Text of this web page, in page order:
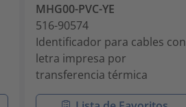
MHG00-PVC-YE
516-90574
Identificador para cables con
letra impresa por
transferencia térmica